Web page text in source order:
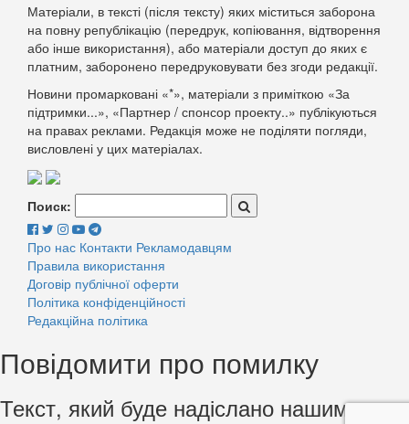
Матеріали, в тексті (після тексту) яких міститься заборона
на повну републікацію (передрук, копіювання, відтворення
або інше використання), або матеріали доступ до яких є
платним, заборонено передруковувати без згоди редакції.
Новини промарковані «*», матеріали з приміткою «За
підтримки...», «Партнер / спонсор проекту..» публікуються
на правах реклами. Редакція може не поділяти погляди,
висловлені у цих матеріалах.
Поиск:
Про нас Контакти Рекламодавцям
Правила використання
Договір публічної оферти
Політика конфіденційності
Редакційна політика
Повідомити про помилку
Текст, який буде надіслано нашим